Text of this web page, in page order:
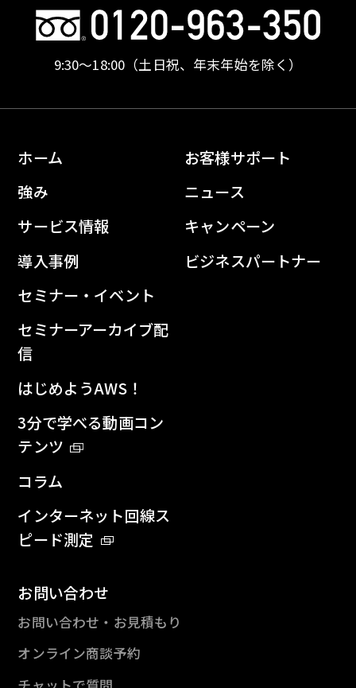
9:30〜18:00 （土日祝、年末年始を除く）
ホーム
強み
サービス情報
導入事例
セミナー・イベント
セミナーアーカイブ配
信
はじめようAWS！
3分で学べる動画コン
テンツ
コラム
インターネット回線ス
ピード測定
お客様サポート
ニュース
キャンペーン
ビジネスパートナー
お問い合わせ
お問い合わせ・お見積もり
オンライン商談予約